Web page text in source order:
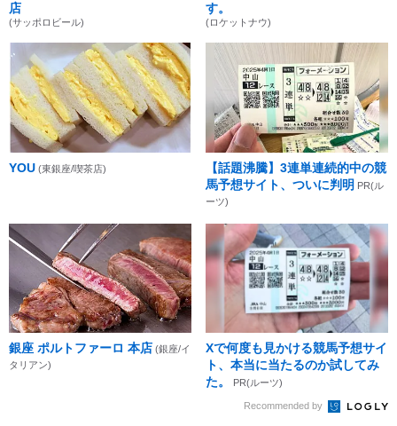
店
(サッポロビール)
す。
(ロケットナウ)
YOU (東銀座/喫茶店)
【話題沸騰】3連単連続的中の競
馬予想サイト、ついに判明 PR(ル
ーツ)
銀座 ポルトファーロ 本店 (銀座/イ
タリアン)
Xで何度も見かける競馬予想サイ
ト、本当に当たるのか試してみ
た。
PR(ルーツ)
Recommended by